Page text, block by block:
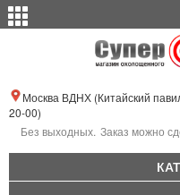
Москва ВДНХ (Китайский
20-00)
Без выходных. Заказ можно